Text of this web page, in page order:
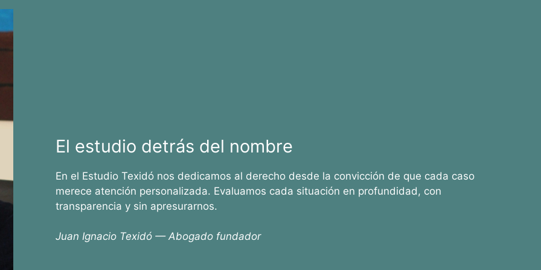
El estudio detrás del nombre
En el Estudio Texidó nos dedicamos al derecho desde la convicción de que cada caso
merece atención personalizada. Evaluamos cada situación en profundidad, con
transparencia y sin apresurarnos.
Juan Ignacio Texidó — Abogado fundador